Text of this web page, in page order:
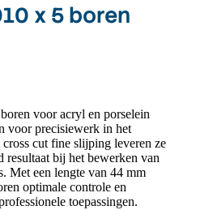
x 5 boren
voor acryl en porselein
voor precisiewerk in het
cut fine slijping leveren ze
resultaat bij het bewerken van
Met een lengte van 44 mm
optimale controle en
toepassingen.